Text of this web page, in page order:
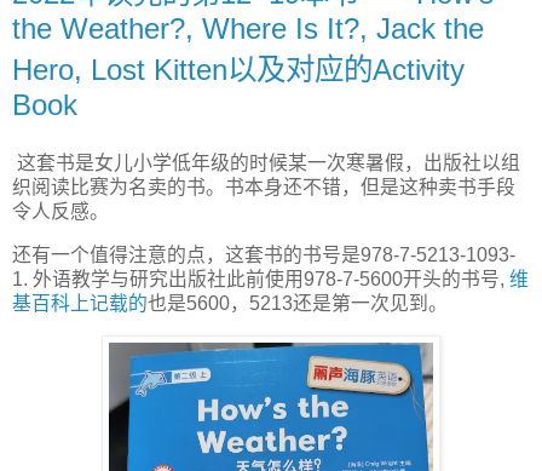
the Weather?, Where Is It?, Jack the
Hero, Lost Kitten以及对应的Activity
Book
这套书是女儿小学低年级的时候某一次寒暑假，出版社以组
织阅读比赛为名卖的书。书本身还不错，但是这种卖书手段
令人反感。
还有一个值得注意的点，这套书的书号是978-7-5213-1093-
1. 外语教学与研究出版社此前使用978-7-5600开头的书号, 维
基百科上记载的也是5600，5213还是第一次见到。